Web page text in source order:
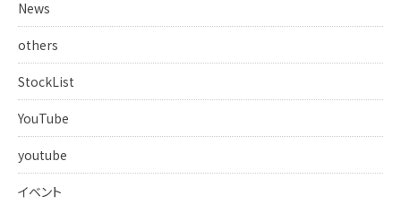
News
others
StockList
YouTube
youtube
イベント